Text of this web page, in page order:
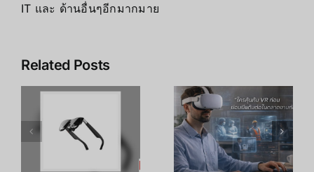
IT และ ด้านอื่นๆอีกมากมาย
Related Posts
Metaverse:
โอกาสทองที่
คุณเตรียมตัว
เพิ่ม
ประสิทธิภาพ
การเรียนรู้
ของพนักงาน
ด้วย